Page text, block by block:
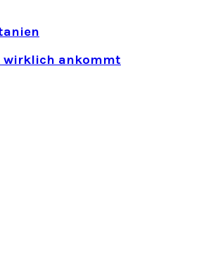
wirklich ankommt